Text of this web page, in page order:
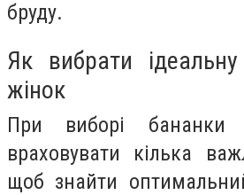
бруду.
Як вибрати
жінок
При виборі бананки
враховувати кілька
щоб знайти